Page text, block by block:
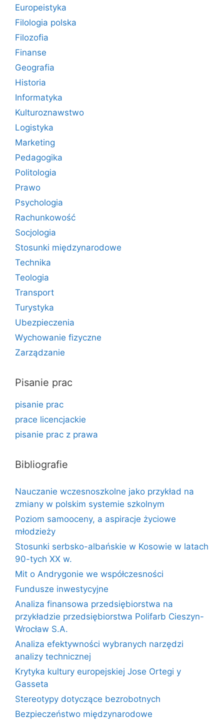
Europeistyka
Filologia polska
Filozofia
Finanse
Geografia
Historia
Informatyka
Kulturoznawstwo
Logistyka
Marketing
Pedagogika
Politologia
Prawo
Psychologia
Rachunkowość
Socjologia
Stosunki międzynarodowe
Technika
Teologia
Transport
Turystyka
Ubezpieczenia
Wychowanie fizyczne
Zarządzanie
Pisanie prac
pisanie prac
prace licencjackie
pisanie prac z prawa
Bibliografie
Nauczanie wczesnoszkolne jako przykład na
zmiany w polskim systemie szkolnym
Poziom samooceny, a aspiracje życiowe
młodzieży
Stosunki serbsko-albańskie w Kosowie w latach
90-tych XX w.
Mit o Andrygonie we współczesności
Fundusze inwestycyjne
Analiza finansowa przedsiębiorstwa na
przykładzie przedsiębiorstwa Polifarb Cieszyn-
Wrocław S.A.
Analiza efektywności wybranych narzędzi
analizy technicznej
Krytyka kultury europejskiej Jose Ortegi y
Gasseta
Stereotypy dotyczące bezrobotnych
Bezpieczeństwo międzynarodowe